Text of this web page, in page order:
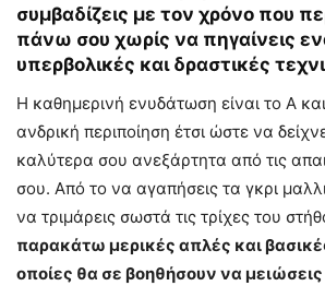
συμβαδίζεις με τον χρόνο που
πάνω σου χωρίς να πηγαίνεις
υπερβολικές και δραστικές
Η καθημερινή ενυδάτωση είναι το Α
ανδρική περιποίηση έτσι ώστε να
καλύτερα σου ανεξάρτητα από τις
σου. Από το να αγαπήσεις τα γκρι
να τριμάρεις σωστά τις τρίχες του
παρακάτω μερικές απλές και
οποίες θα σε βοηθήσουν να